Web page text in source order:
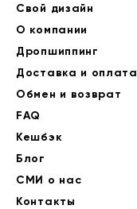
Свой дизайн
О компании
Дропшиппинг
Доставка и оплата
Обмен и возврат
FAQ
Кешбэк
Блог
СМИ о нас
Контакты